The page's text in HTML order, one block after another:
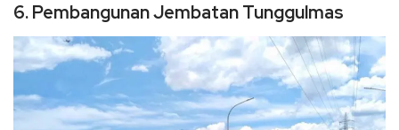
6. Pembangunan Jembatan Tunggulmas